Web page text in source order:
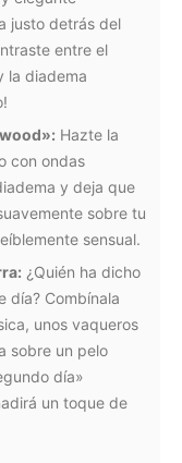
justo detrás del
entre el
la diadema
Hazte la
con ondas
y deja que
sobre tu
sensual.
¿Quién ha dicho
día? Combínala
unos vaqueros
sobre un pelo
día»
un toque de